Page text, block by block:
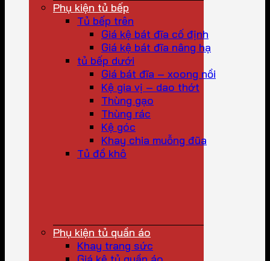
Phụ kiện tủ bếp
Tủ bếp trên
Giá kệ bát đĩa cố định
Giá kệ bát đĩa nâng hạ
tủ bếp dưới
Giá bát đĩa – xoong nồi
Kệ gia vị – dao thớt
Thùng gạo
Thùng rác
Kệ góc
Khay chia muỗng đũa
Tủ đồ khô
Phụ kiện tủ quần áo
Khay trang sức